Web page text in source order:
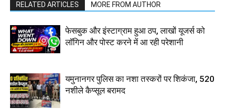
RELATED ARTICLES MORE FROM AUTHOR
फेसबुक और इंस्टाग्राम हुआ ठप, लाखों यूजर्स को
लॉगिन और पोस्ट करने में आ रही परेशानी
यमुनानगर पुलिस का नशा तस्करों पर शिकंजा, 520
नशीले कैप्सूल बरामद